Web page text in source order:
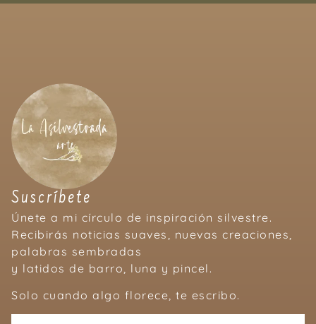
Suscríbete
Únete a mi círculo de inspiración silvestre.
Recibirás noticias suaves, nuevas creaciones,
palabras sembradas
y latidos de barro, luna y pincel.
Solo cuando algo florece, te escribo.